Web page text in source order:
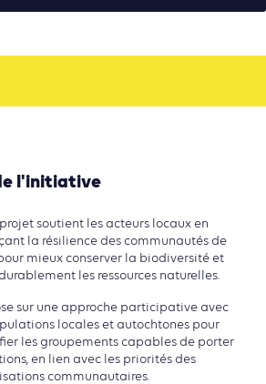
l'initiative
soutient les acteurs locaux en
la résilience des communautés de
mieux conserver la biodiversité et
les ressources naturelles.
sur une approche participative avec
locales et autochtones pour
les groupements capables de porter
en lien avec les priorités des
communautaires.